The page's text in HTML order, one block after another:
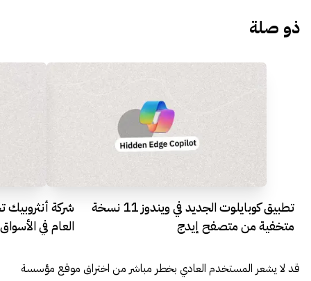
ذو صلة
تطبيق كوبايلوت الجديد في ويندوز 11 نسخة
متخفية من متصفح إيدج
شركة
العام في الأسواق
قد لا يشعر المستخدم العادي بخطر مباشر من اختراق موقع مؤسسة